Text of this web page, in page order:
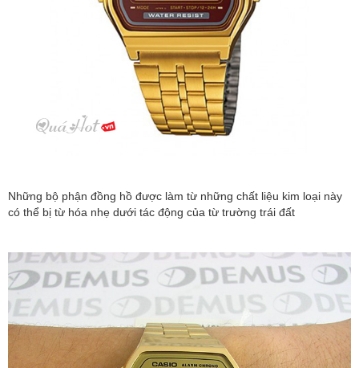
Những bộ phận đồng hồ được làm từ những chất liệu kim loại này
có thể bị từ hóa nhẹ dưới tác động của từ trường trái đất